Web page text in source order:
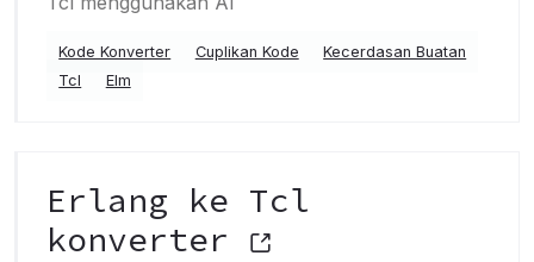
Kode Konverter Cuplikan Kode
Kecerdasan Buatan
Tcl
Elm
Erlang ke Tcl
konverter